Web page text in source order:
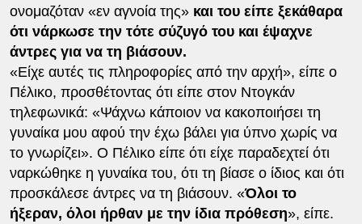
ονομαζόταν «εν αγνοία της» και του είπε ξεκάθαρα
ότι νάρκωσε την τότε σύζυγό του και έψαχνε
άντρες για να τη βιάσουν.
«Είχε αυτές τις πληροφορίες από την αρχή», είπε ο
Πέλικο, προσθέτοντας ότι είπε στον Ντογκάν
τηλεφωνικά: «Ψάχνω κάποιον να κακοποιήσει τη
γυναίκα μου αφού την έχω βάλει για ύπνο χωρίς να
το γνωρίζει». Ο Πέλικο είπε ότι είχε παραδεχτεί ότι
ναρκώθηκε η γυναίκα του, ότι τη βίασε ο ίδιος και ότι
προσκάλεσε άντρες να τη βιάσουν. «Όλοι το
ήξεραν, όλοι ήρθαν με την ίδια πρόθεση», είπε.